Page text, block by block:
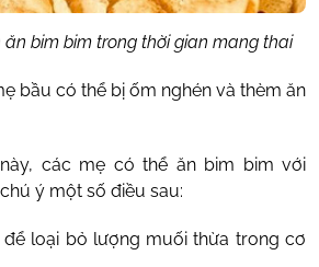
bim bim trong thời gian mang thai
bầu có thể bị ốm nghén và thèm ăn
các mẹ có thể ăn bim bim với
ý một số điều sau:
để loại bỏ lượng muối thừa trong cơ